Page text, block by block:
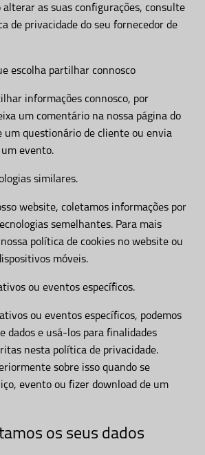
alterar as suas configurações, consulte
de privacidade do seu fornecedor de
escolha partilhar connosco
informações connosco, por
um comentário na nossa página do
um questionário de cliente ou envia
evento.
similares.
website, coletamos informações por
semelhantes. Para mais
política de cookies no website ou
móveis.
ou eventos específicos.
ou eventos específicos, podemos
dados e usá-los para finalidades
nesta política de privacidade.
sobre isso quando se
evento ou fizer download de um
os seus dados